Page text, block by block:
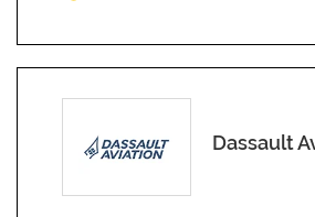
Dassault